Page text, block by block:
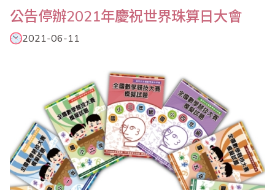
公告停辦2021年慶祝世界珠算日大會
2021-06-11